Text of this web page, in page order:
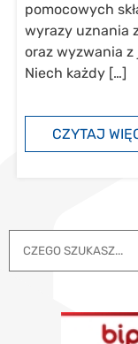
pomocowych
wyrazy uznania
oraz wyzwania
Niech każdy […]
CZYTAJ